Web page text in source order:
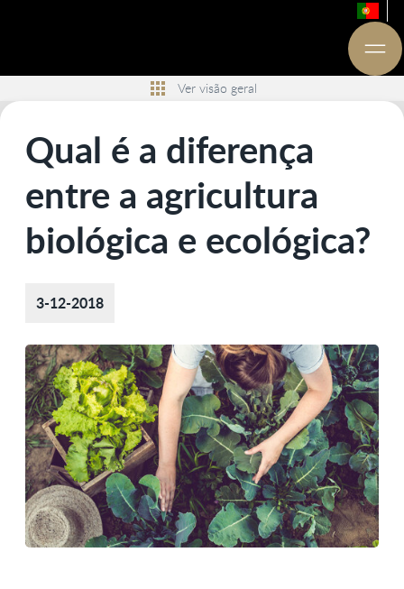
Ver visão geral
Qual é a diferença
entre a agricultura
biológica e ecológica?
3-12-2018